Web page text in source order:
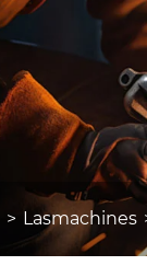
Lasmachines